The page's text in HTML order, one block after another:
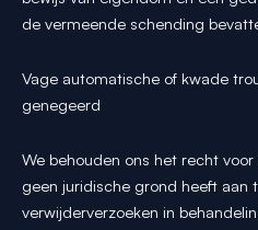
de vermeende schending
Vage automatische of kwade
genegeerd
We behouden ons het recht
geen juridische grond heeft aan
verwijderverzoeken in